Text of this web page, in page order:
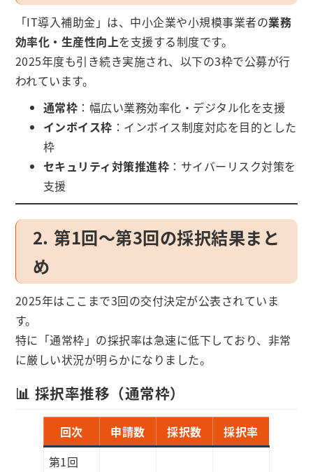
「IT導入補助金」は、中小企業や小規模事業者の業務
効率化・生産性向上を支援する制度です。
2025年度も引き続き実施され、以下の3枠で公募が行
われています。
通常枠 ：幅広い業務効率化・デジタル化を支援
インボイス枠 ：インボイス制度対応を目的とした
枠
セキュリティ対策推進枠 ：サイバーリスク対策を
支援
2. 第1回～第3回の採択結果まと
め
2025年はここまで3回の交付決定が公表されていま
す。
特に「通常枠」の採択率は急速に低下しており、非常
に厳しい状況が明らかになりました。
📊 採択率推移（通常枠）
回次 申請数 採択数
採択率
第1回